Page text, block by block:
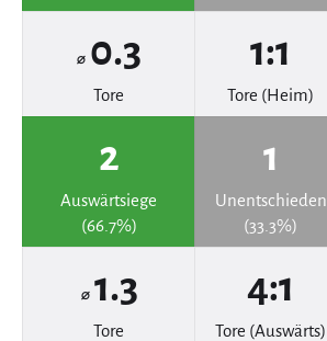
⌀ 0.3
Tore
1:1
Tore (Heim)
2
Auswärtsiege
(66.7%)
1
Unentschieden
(33.3%)
⌀ 1.3
Tore
4:1
Tore (Auswärts)